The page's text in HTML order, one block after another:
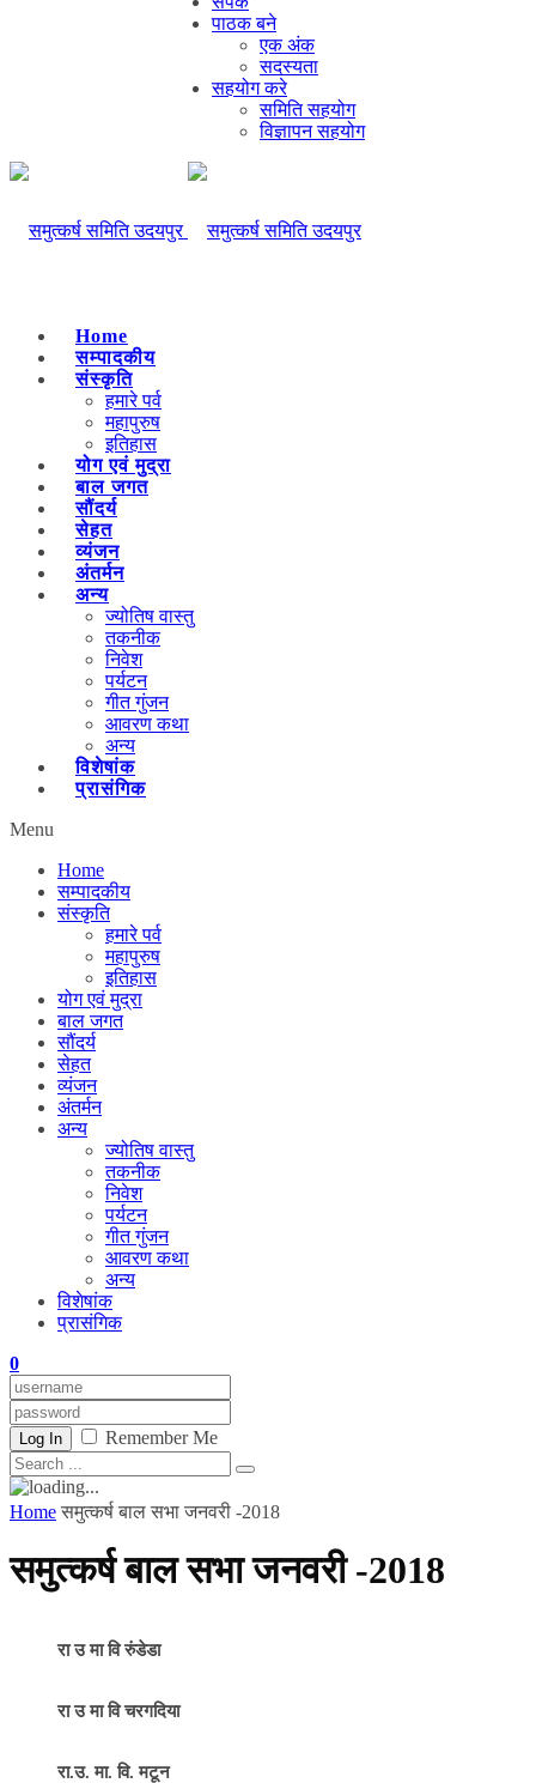
पाठक बने
एक अंक
सदस्यता
सहयोग करे
समिति सहयोग
विज्ञापन सहयोग
Home
सम्पादकीय
संस्कृति
हमारे पर्व
महापुरुष
इतिहास
योग एवं मुद्रा
बाल जगत
सौंदर्य
सेहत
व्यंजन
अंतर्मन
अन्य
ज्योतिष वास्तु
तकनीक
निवेश
पर्यटन
गीत गुंजन
आवरण कथा
अन्य
विशेषांक
प्रासंगिक
Menu
Home
सम्पादकीय
संस्कृति
हमारे पर्व
महापुरुष
इतिहास
योग एवं मुद्रा
बाल जगत
सौंदर्य
सेहत
व्यंजन
अंतर्मन
अन्य
ज्योतिष वास्तु
तकनीक
निवेश
पर्यटन
गीत गुंजन
आवरण कथा
अन्य
विशेषांक
प्रासंगिक
0
Log In Remember Me
Home समुत्कर्ष बाल सभा जनवरी -2018
समुत्कर्ष बाल सभा जनवरी -2018
रा उ मा वि रुंडेडा
रा उ मा वि चरगदिया
रा.उ. मा. वि. मटून